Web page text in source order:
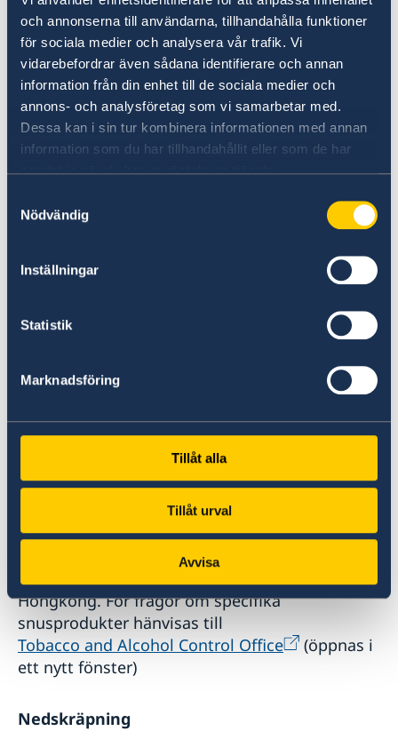
och annonserna till användarna, tillhandahålla funktioner
för sociala medier och analysera vår trafik. Vi
vidarebefordrar även sådana identifierare och annan
information från din enhet till de sociala medier och
annons- och analysföretag som vi samarbetar med.
Dessa kan i sin tur kombinera informationen med annan
information som du har tillhandahållit eller som de har
samlat in när du har använt deras tjänster.
Nödvändig
Inställningar
Statistik
Marknadsföring
Tillåt alla
Tillåt urval
Avvisa
HKD.
Den 30 april 2026 infördes en ny lag gällande
förbud mot import, marknadsföring av, innehav
och/eller distribution av alternativa rökvaror
(inkl e-cigaretter, uppvärmda tobaksprodukter
och örtprodukter för rökning). Lagöverträdelse
Tobacco and Alcohol Control Office hemsida
Nikotintuggummin får användas för medicinskt
läkarintyg medföras. Nikotintuggummin går
Då snus är en produkt som inte brukas eller
säljs lokalt i Hongkong finns snus inte
upptaget på listan över otillåtna
tobaksprodukter. Baserat på innehåll skulle
dock en snusprodukt kunna jämställas med
den beskrivning av alternativa rökprodukter
som är förbjudna Hongkong.
Generalkonsulatet rekommenderar därför att
man inte medför med snusprodukter till
Hongkong. För frågor om specifika
snusprodukter hänvisas till
Tobacco and Alcohol Control Office
(öppnas i
ett nytt fönster)
Nedskräpning